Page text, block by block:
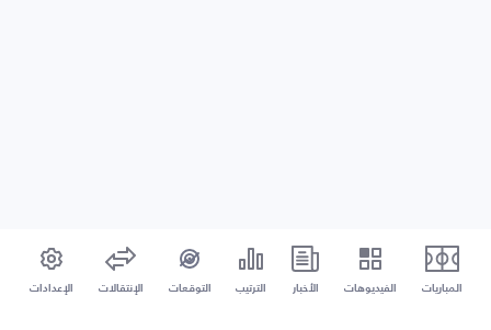
المباريات الفيديوهات الأخبار الترتيب التوقعات الإنتقالات الإعدادات